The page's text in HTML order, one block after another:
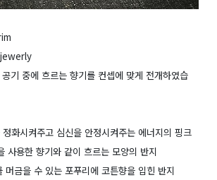
기 중에 흐르는 향기를 컨셉에 맞게 전개하였습
화시켜주고 심신을 안정시켜주는 에너지의 핑크
사용한 향기와 같이 흐르는 모양의 반지
머금을 수 있는 포푸리에 코튼향을 입힌 반지